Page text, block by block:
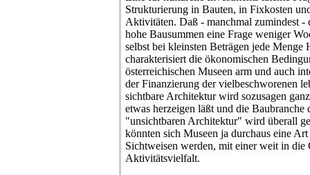
Strukturierung in Bauten, in Fixkosten
Aktivitäten. Daß - manchmal zumindest -
hohe Bausummen eine Frage weniger
selbst bei kleinsten Beträgen jede Menge
charakterisiert die ökonomischen
österreichischen Museen arm und auch
der Finanzierung der vielbeschworenen
sichtbare Architektur wird sozusagen
etwas herzeigen läßt und die Baubranche
"unsichtbaren Architektur" wird überall
könnten sich Museen ja durchaus eine
Sichtweisen werden, mit einer weit in
Aktivitätsvielfalt.